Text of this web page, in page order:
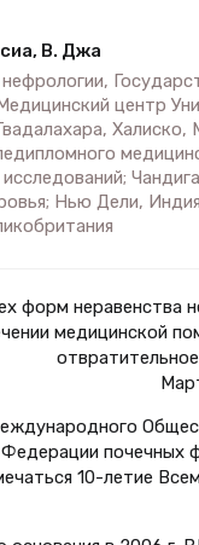
В. Джа
центр
Халиско,
Нью Дели,
форм неравенства
медицинской
почечных
10-летие